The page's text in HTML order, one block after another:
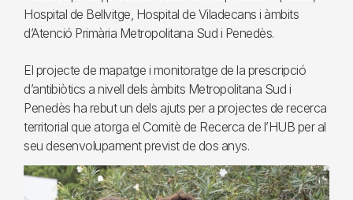
Hospital de Bellvitge, Hospital de Viladecans i àmbits
d’Atenció Primària Metropolitana Sud i Penedès.
El projecte de mapatge i monitoratge de la prescripció
d’antibiòtics a nivell dels àmbits Metropolitana Sud i
Penedès ha rebut un dels ajuts per a projectes de recerca
territorial que atorga el Comitè de Recerca de l’HUB per al
seu desenvolupament previst de dos anys.